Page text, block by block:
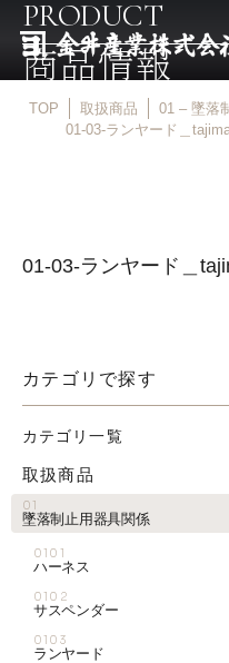
トップ
取扱メーカー
マルキン印
庖斬巴
お知らせ
採用情報
PRODUCT
商品情報
TOP 取扱商品 01 – 墜落
01-03-ランヤード＿
01-03-ランヤード＿
カテゴリで探す
カテゴリ一覧
取扱商品
01
墜落制止用器具関係
0101
ハーネス
0102
サスペンダー
0103
ランヤード